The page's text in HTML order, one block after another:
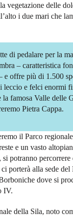
vegetazione delle
i due mari che
di pedalare per la
– caratteristica
e offre più di 1.500
leccio e felci enormi
la famosa Valle delle
Pietra Cappa.
il Parco
e un vasto
si potranno percorrere
porterà alla sede del
dove si
IV.
della Sila, noto